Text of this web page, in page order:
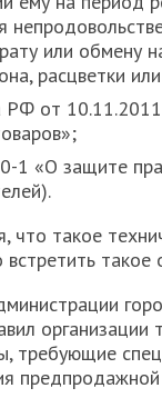
или обмену
расцветки
РФ от
1 «О защите
что такое
такое
организации
требующие